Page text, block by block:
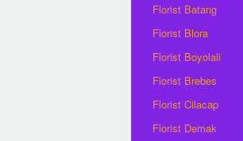
Florist Batang
Florist Blora
Florist Boyolali
Florist Brebes
Florist Cilacap
Florist Demak